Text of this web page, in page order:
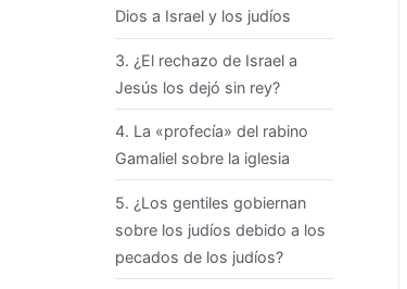
Dios a Israel y los judíos
3. ¿El rechazo de Israel a
Jesús los dejó sin rey?
4. La «profecía» del rabino
Gamaliel sobre la iglesia
5. ¿Los gentiles gobiernan
sobre los judíos debido a los
pecados de los judíos?